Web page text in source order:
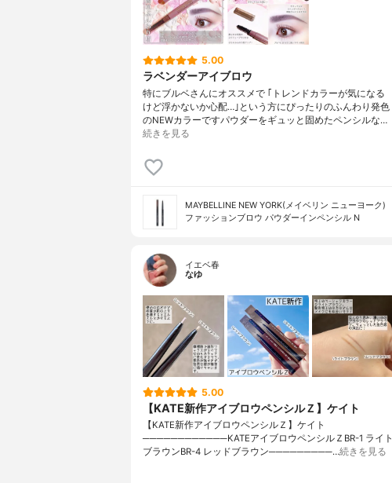
5.00
ラベンダーアイブロウ
特にブルベさんにオススメで ｢トレンドカラーが気になる
けど浮かないか心配…｣という方にぴったりのふんわり発色
のNEWカラーですパウダーをギュッと固めたペンシルな…
続きを見る
MAYBELLINE NEW YORK(メイベリン ニューヨーク)
ファッションブロウ パウダーイン​ペンシル N
イエベ春
なゆ
5.00
【KATE新作アイブロウペンシルＺ】ケイト
【KATE新作アイブロウペンシルＺ】ケイト
────────────KATEアイブロウペンシルＺBR-1 ライト
ブラウンBR-4 レッドブラウン─────────…続きを見る